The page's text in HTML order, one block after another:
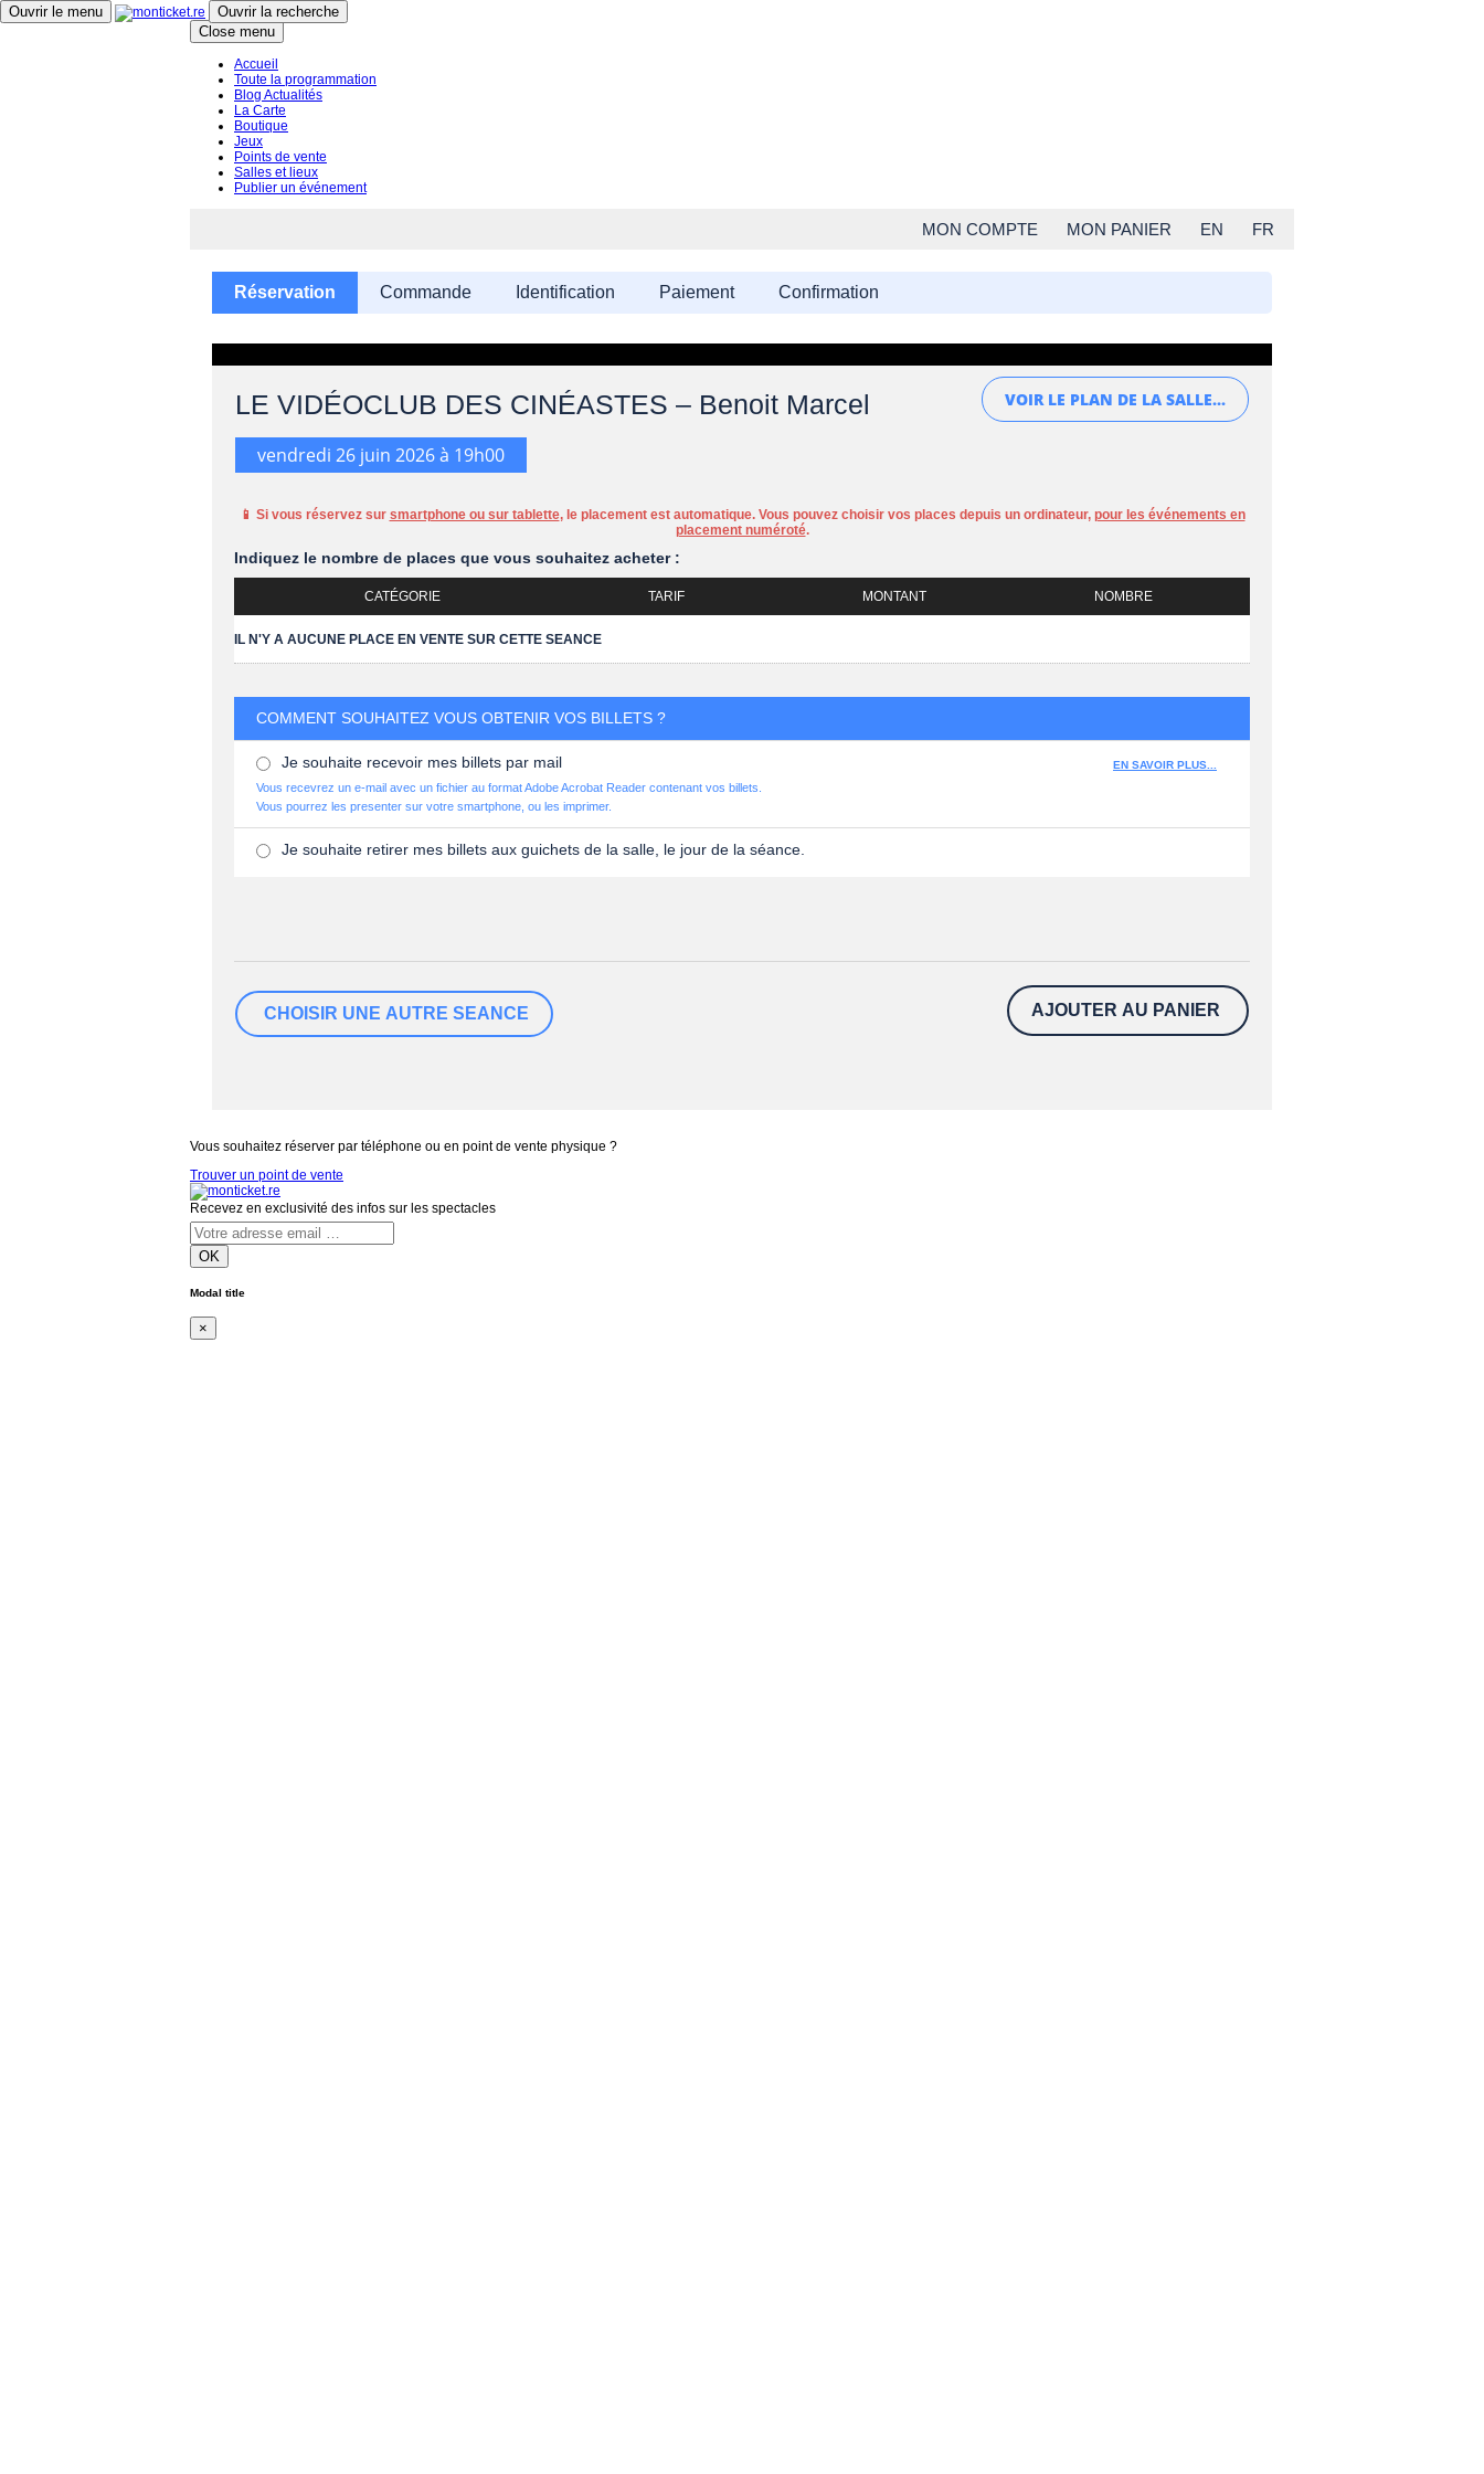
Ouvrir le menu
Ouvrir la recherche
Close menu
Accueil
Toute la programmation
Blog Actualités
La Carte
Boutique
Jeux
Points de vente
Salles et lieux
Publier un événement
FR
EN
MON PANIER
MON COMPTE
Réservation Commande Identification Paiement Confirmation
LE VIDÉOCLUB DES CINÉASTES – Benoit Marcel
vendredi 26 juin 2026 à 19h00
VOIR LE PLAN DE LA SALLE...
📱 Si vous réservez sur smartphone ou sur tablette, le placement est automatique. Vous pouvez choisir vos places depuis un ordinateur, pour les événements en
placement numéroté.
Indiquez le nombre de places que vous souhaitez acheter :
CATÉGORIE TARIF MONTANT NOMBRE
IL N'Y A AUCUNE PLACE EN VENTE SUR CETTE SEANCE
COMMENT SOUHAITEZ VOUS OBTENIR VOS BILLETS ?
Je souhaite recevoir mes billets par mail
Vous recevrez un e-mail avec un fichier au format Adobe Acrobat Reader contenant vos billets.
Vous pourrez les presenter sur votre smartphone, ou les imprimer.
EN SAVOIR PLUS...
Je souhaite retirer mes billets aux guichets de la salle, le jour de la séance.
Vous souhaitez réserver par téléphone ou en point de vente physique ?
Trouver un point de vente
Recevez en exclusivité des infos sur les spectacles
OK
Modal title
×